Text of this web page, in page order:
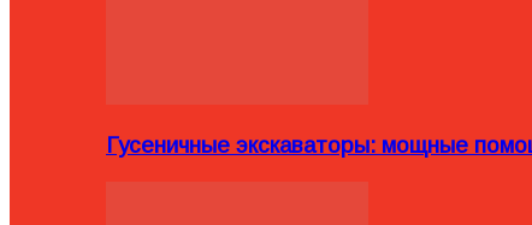
Гусеничные экскаваторы: мощные